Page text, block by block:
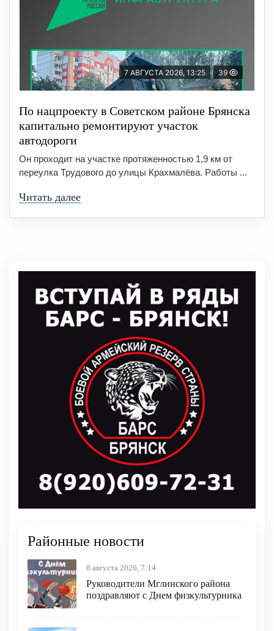
7 АВГУСТА 2026, 13:25 39
По нацпроекту в Советском районе Брянска
капитально ремонтируют участок
автодороги
Он проходит на участке протяженностью 1,9 км от
переулка Трудового до улицы Крахмалёва. Работы ...
Читать далее
Районные новости
8 августа 2026, 7:14
Руководители Мглинского района
поздравляют с Днем физкультурника